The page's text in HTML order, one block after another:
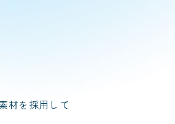
材を採用して